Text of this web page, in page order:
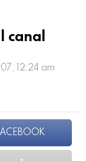
canal
12:24 am